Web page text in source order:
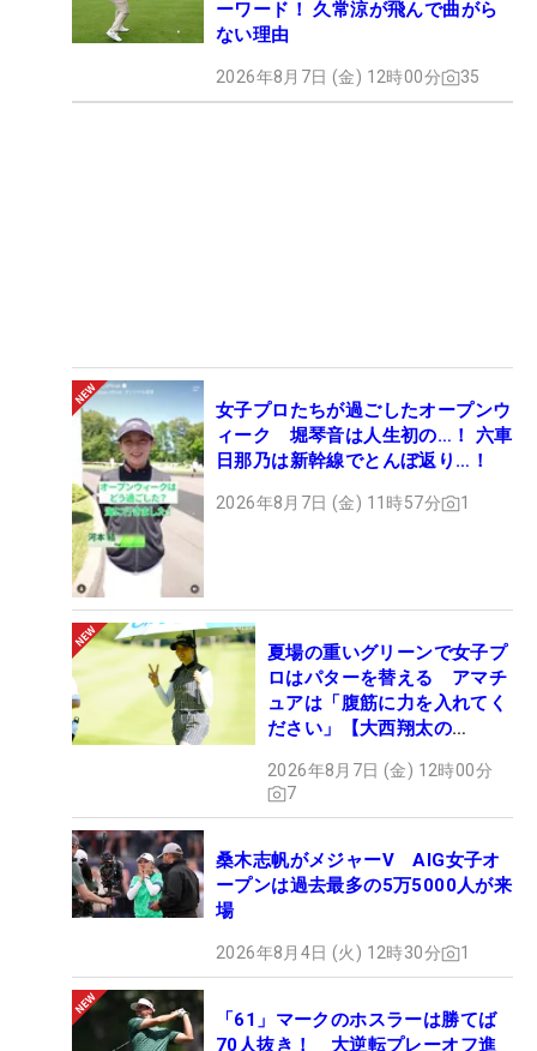
ーワード！ 久常涼が飛んで曲がら
ない理由
2026年8月7日 (金) 12時00分 35
女子プロたちが過ごしたオープンウ
ィーク 堀琴音は人生初の…！ 六車
日那乃は新幹線でとんぼ返り…！
2026年8月7日 (金) 11時57分 1
夏場の重いグリーンで女子プ
ロはパターを替える アマチ
ュアは「腹筋に力を入れてく
ださい」【大西翔太の
2026年8月7日 (金) 12時00分
7
桑木志帆がメジャーV AIG女子オ
ープンは過去最多の5万5000人が来
場
2026年8月4日 (火) 12時30分 1
「61」マークのホスラーは勝てば
70人抜き！ 大逆転プレーオフ進